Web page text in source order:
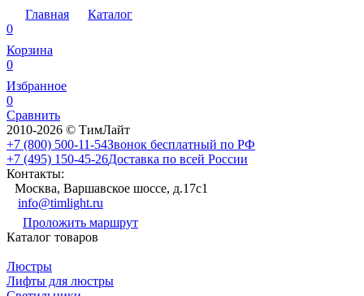
Главная
Каталог
0
Корзина
0
Избранное
0
Сравнить
2010-2026 © ТимЛайт
+7 (800) 500-11-54Звонок бесплатный по РФ
+7 (495) 150-45-26Доставка по всей России
Контакты:
Москва, Варшавское шоссе, д.17c1
info@timlight.ru
Проложить маршрут
Каталог товаров
Люстры
Лифты для люстры